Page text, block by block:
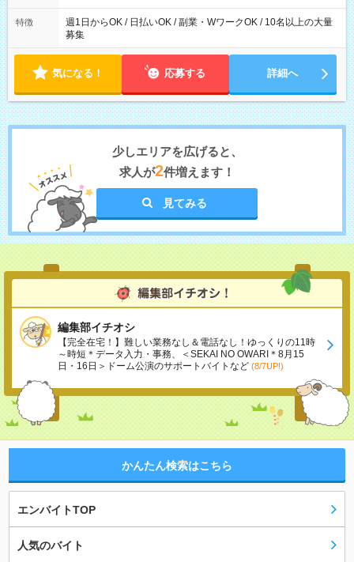
特徴
週1日からOK / 日払いOK / 副業・WワークOK / 10名以上の大量
募集
気になる！ 応募する 詳細へ
少しエリアを広げると、
求人が2件増えます！
見てみる
編集部イチオシ
【完全在宅！】難しい業務なし＆電話なし！ゆっくりの11時
～時短＊データ入力・事務、＜SEKAI NO OWARI＊8月15
日・16日＞ドーム公演のサポートバイトなど (8/7UP!)
かんたん検索はこちら
エンバイトTOP
人気のバイト